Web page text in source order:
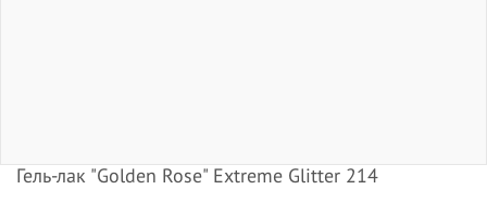
Гель-лак "Golden Rose" Extreme Glitter 214